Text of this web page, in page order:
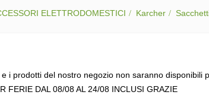
ELETTRODOMESTICI Karcher
i prodotti del nostro negozio non saranno
FERIE DAL 08/08 AL 24/08 INCLUSI GRAZIE